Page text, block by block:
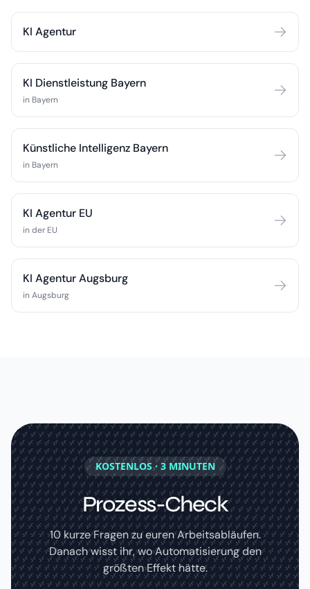
KI Agentur
KI Dienstleistung Bayern
in Bayern
Künstliche Intelligenz Bayern
in Bayern
KI Agentur EU
in der EU
KI Agentur Augsburg
in Augsburg
KOSTENLOS · 3 MINUTEN
Prozess-Check
10 kurze Fragen zu euren Arbeitsabläufen.
Danach wisst ihr, wo Automatisierung den
größten Effekt hätte.